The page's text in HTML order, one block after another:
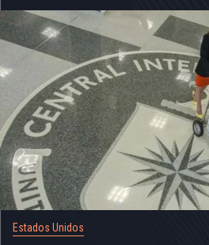
Estados Unidos